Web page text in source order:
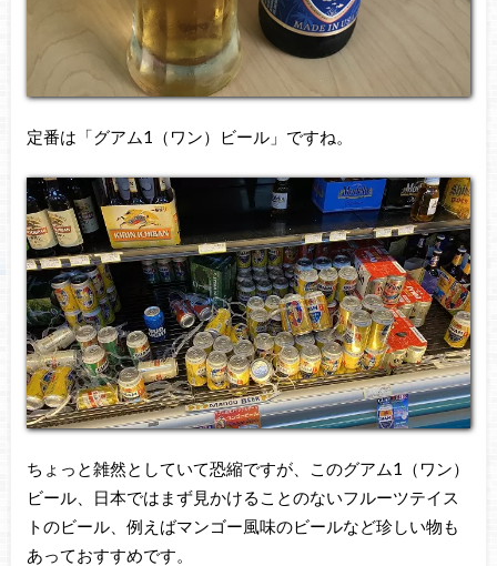
定番は「グアム1（ワン）ビール」ですね。
ちょっと雑然としていて恐縮ですが、このグアム1（ワン）
ビール、日本ではまず見かけることのないフルーツテイス
トのビール、例えばマンゴー風味のビールなど珍しい物も
あっておすすめです。